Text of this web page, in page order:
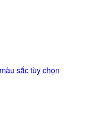
sắc tùy chọn